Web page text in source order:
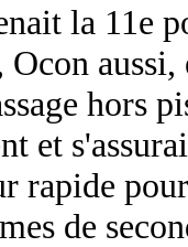
la 11e
hors
et
rapide
de